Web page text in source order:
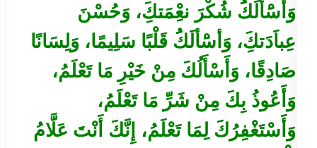
وَأسَْألَكَُ شُكْرَ نعِْمَتكَِ، وَحُسْنَ
عِباَدَتكَِ، وَأسَْألَكَُ قَلْبًا سَلِيمًا، وَلِسَانًا
صَادِقًا، وَأَسْأَلُكَ مِنْ خَيْرِ مَا تَعْلَمُ،
وَأَعُوذُ بِكَ مِنْ شَرِّ مَا تَعْلَمُ،
وَأَسْتَغْفِرُكَ لِمَا تَعْلَمُ، إِنَّكَ أَنْتَ عَلَّامُ